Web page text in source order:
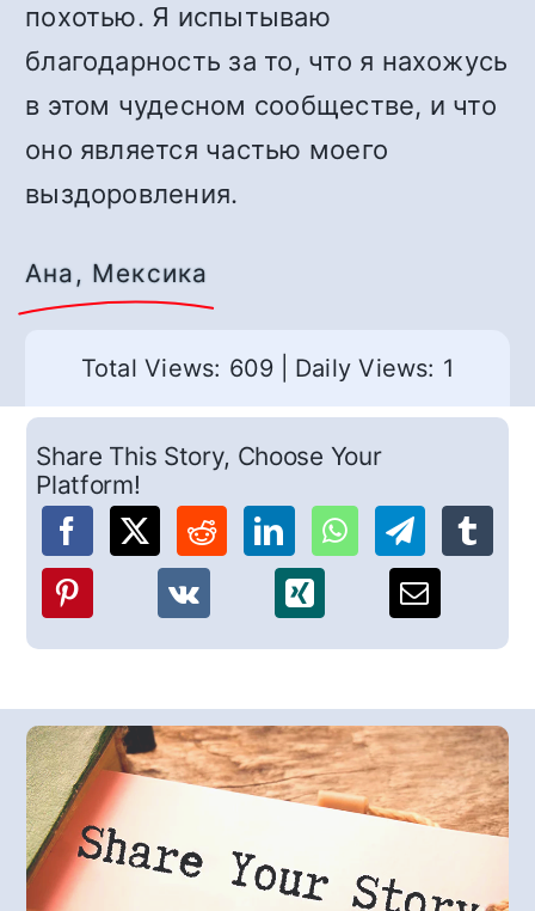
похотью. Я испытываю
благодарность за то, что я нахожусь
в этом чудесном сообществе, и что
оно является частью моего
выздоровления.
Ана, Мексика
Total Views: 609 Daily Views: 1
Share This Story, Choose Your
Platform!